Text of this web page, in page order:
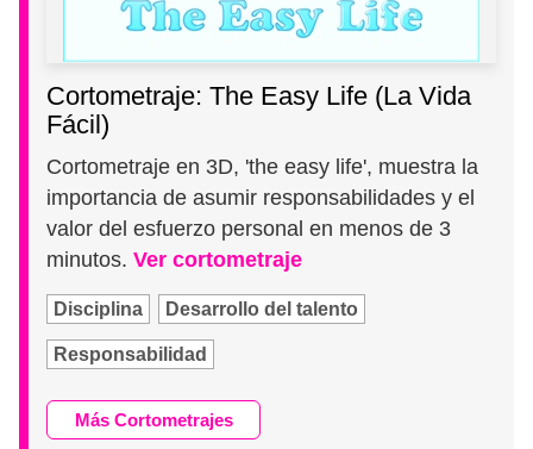
Cortometraje: The Easy Life (La Vida
Fácil)
Cortometraje en 3D, 'the easy life', muestra la
importancia de asumir responsabilidades y el
valor del esfuerzo personal en menos de 3
minutos.Ver cortometraje
Disciplina Desarrollo del talento
Responsabilidad
Más Cortometrajes